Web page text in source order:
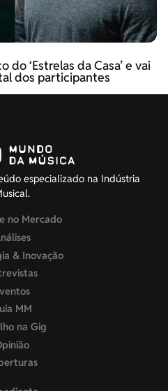
‘Estrelas da Casa’ e vai
dos participantes
especializado na Indústria
no Mercado
& Inovação
MM
na Gig